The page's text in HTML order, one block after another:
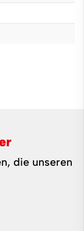
die unseren